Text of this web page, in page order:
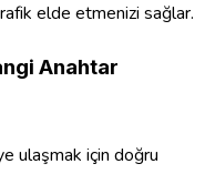
elde etmenizi sağlar.
Anahtar
ulaşmak için doğru